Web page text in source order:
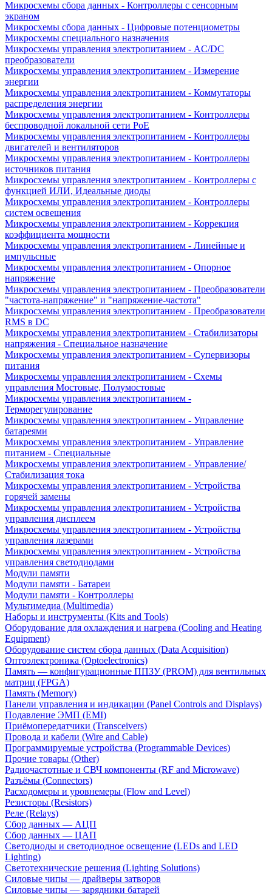
Микросхемы сбора данных - Контроллеры с сенсорным
экраном
Микросхемы сбора данных - Цифровые потенциометры
Микросхемы специального назначения
Микросхемы управления электропитанием - AC/DC
преобразователи
Микросхемы управления электропитанием - Измерение
энергии
Микросхемы управления электропитанием - Коммутаторы
распределения энергии
Микросхемы управления электропитанием - Контроллеры
беспроводной локальной сети PoE
Микросхемы управления электропитанием - Контроллеры
двигателей и вентиляторов
Микросхемы управления электропитанием - Контроллеры
источников питания
Микросхемы управления электропитанием - Контроллеры с
функцией ИЛИ, Идеальные диоды
Микросхемы управления электропитанием - Контроллеры
систем освещения
Микросхемы управления электропитанием - Коррекция
коэффициента мощности
Микросхемы управления электропитанием - Линейные и
импульсные
Микросхемы управления электропитанием - Опорное
напряжение
Микросхемы управления электропитанием - Преобразователи
"частота-напряжение" и "напряжение-частота"
Микросхемы управления электропитанием - Преобразователи
RMS в DC
Микросхемы управления электропитанием - Стабилизаторы
напряжения - Специальное назначение
Микросхемы управления электропитанием - Супервизоры
питания
Микросхемы управления электропитанием - Схемы
управления Мостовые, Полумостовые
Микросхемы управления электропитанием -
Терморегулирование
Микросхемы управления электропитанием - Управление
батареями
Микросхемы управления электропитанием - Управление
питанием - Специальные
Микросхемы управления электропитанием - Управление/
Стабилизация тока
Микросхемы управления электропитанием - Устройства
горячей замены
Микросхемы управления электропитанием - Устройства
управления дисплеем
Микросхемы управления электропитанием - Устройства
управления лазерами
Микросхемы управления электропитанием - Устройства
управления светодиодами
Модули памяти
Модули памяти - Батареи
Модули памяти - Контроллеры
Мультимедиа (Multimedia)
Наборы и инструменты (Kits and Tools)
Оборудование для охлаждения и нагрева (Cooling and Heating
Equipment)
Оборудование систем сбора данных (Data Acquisition)
Оптоэлектроника (Optoelectronics)
Память — конфигурационные ППЗУ (PROM) для вентильных
матриц (FPGA)
Память (Memory)
Панели управления и индикации (Panel Controls and Displays)
Подавление ЭМП (EMI)
Приёмопередатчики (Transceivers)
Провода и кабели (Wire and Cable)
Программируемые устройства (Programmable Devices)
Прочие товары (Other)
Радиочастотные и СВЧ компоненты (RF and Microwave)
Разъёмы (Connectors)
Расходомеры и уровнемеры (Flow and Level)
Резисторы (Resistors)
Реле (Relays)
Сбор данных — АЦП
Сбор данных — ЦАП
Светодиоды и светодиодное освещение (LEDs and LED
Lighting)
Светотехнические решения (Lighting Solutions)
Силовые чипы — драйверы затворов
Силовые чипы — зарядники батарей